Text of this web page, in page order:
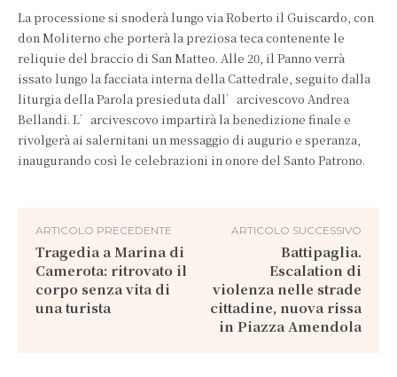
La processione si snoderà lungo via Roberto il Guiscardo, con
don Moliterno che porterà la preziosa teca contenente le
reliquie del braccio di San Matteo. Alle 20, il Panno verrà
issato lungo la facciata interna della Cattedrale, seguito dalla
liturgia della Parola presieduta dall’arcivescovo Andrea
Bellandi. L’arcivescovo impartirà la benedizione finale e
rivolgerà ai salernitani un messaggio di augurio e speranza,
inaugurando così le celebrazioni in onore del Santo Patrono.
ARTICOLO PRECEDENTE
Tragedia a Marina di
Camerota: ritrovato il
corpo senza vita di
una turista
ARTICOLO SUCCESSIVO
Battipaglia.
Escalation di
violenza nelle strade
cittadine, nuova rissa
in Piazza Amendola